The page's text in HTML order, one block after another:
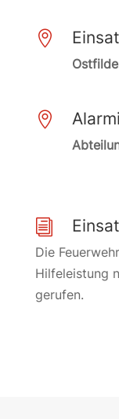


i
Die
Hilfeleistung
gerufen.